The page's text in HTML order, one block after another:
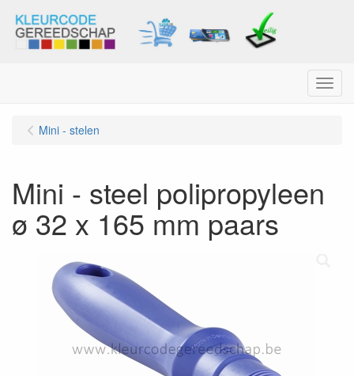
Menu
Mini - stelen
Mini - steel polipropyleen
ø 32 x 165 mm paars